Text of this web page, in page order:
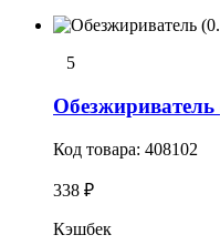
5
Обезжириватель
Код товара: 408102
338 ₽
Кэшбек